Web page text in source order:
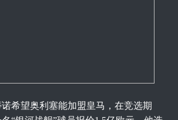
希望奥利塞能加盟皇马，在竞选期